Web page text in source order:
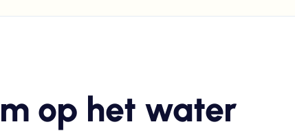
op het water